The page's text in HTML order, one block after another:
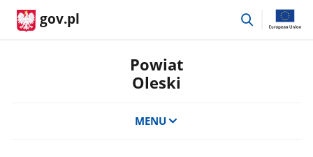
gov.pl
przejdź
Powiat
Oleski
MENU